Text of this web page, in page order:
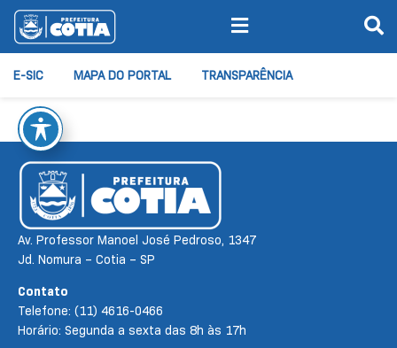
E-SIC MAPA DO PORTAL TRANSPARÊNCIA
Av. Professor Manoel José Pedroso, 1347
Jd. Nomura – Cotia – SP
Contato
Telefone: (11) 4616-0466
Horário: Segunda a sexta das 8h às 17h